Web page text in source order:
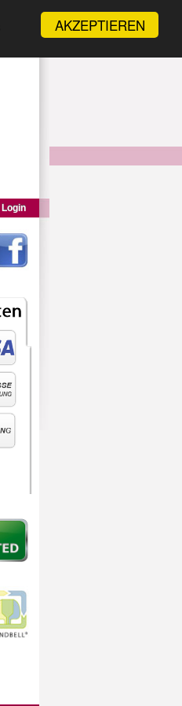
AKZEPTIEREN
Login